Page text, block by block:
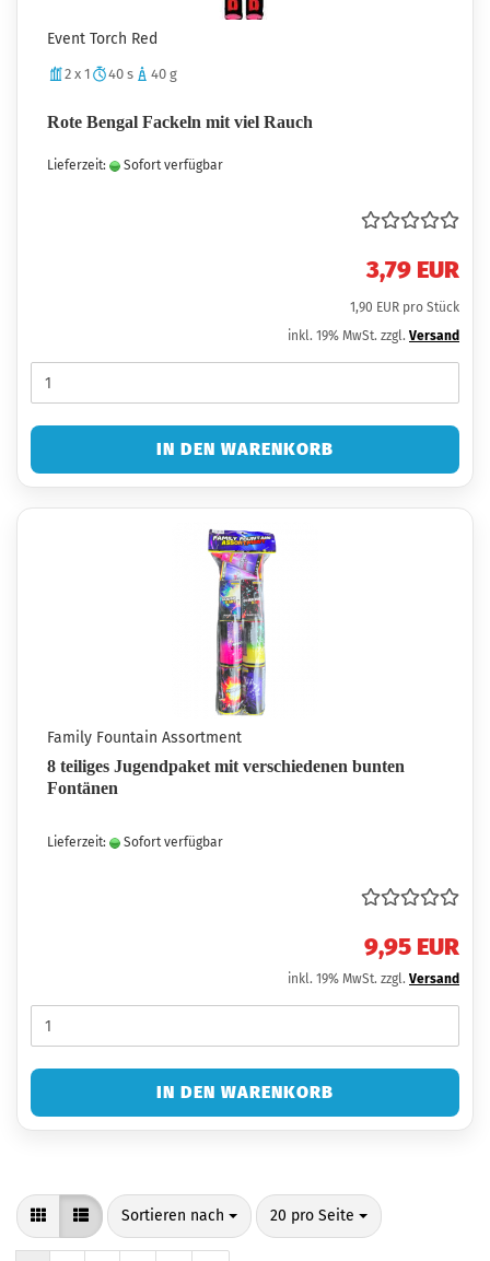
Event Torch Red
2 x 1 40 s 40 g
Rote Bengal Fackeln mit viel Rauch
Lieferzeit: Sofort verfügbar
3,79 EUR
1,90 EUR pro Stück
inkl. 19% MwSt. zzgl. Versand
IN DEN WARENKORB
Family Fountain Assortment
8 teiliges Jugendpaket mit verschiedenen bunten
Fontänen
Lieferzeit: Sofort verfügbar
9,95 EUR
inkl. 19% MwSt. zzgl. Versand
IN DEN WARENKORB
Sortieren nach
Sortieren nach 20 pro Seite
pro Seite